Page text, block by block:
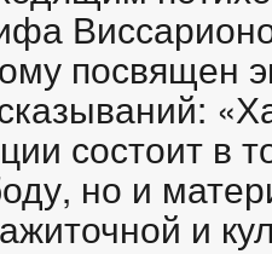
посвящен
состоит в
но и
и